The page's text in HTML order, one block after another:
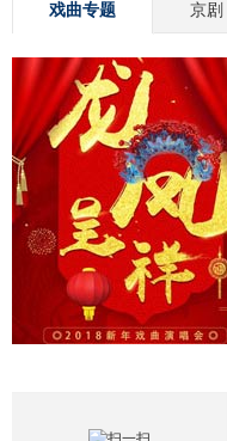
戏曲专题 京剧